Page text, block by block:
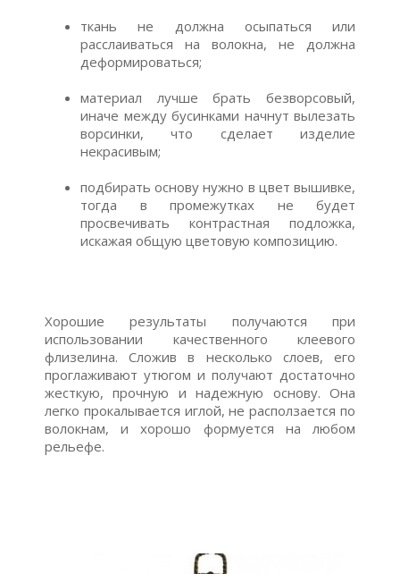
ткань не должна осыпаться или
расслаиваться на волокна, не должна
деформироваться;
материал лучше брать безворсовый,
иначе между бусинками начнут вылезать
ворсинки, что сделает изделие
некрасивым;
подбирать основу нужно в цвет вышивке,
тогда в промежутках не будет
просвечивать контрастная подложка,
искажая общую цветовую композицию.
Хорошие результаты получаются при
использовании качественного клеевого
флизелина. Сложив в несколько слоев, его
проглаживают утюгом и получают достаточно
жесткую, прочную и надежную основу. Она
легко прокалывается иглой, не расползается по
волокнам, и хорошо формуется на любом
рельефе.